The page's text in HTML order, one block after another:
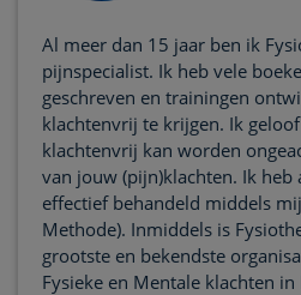
Al meer dan 15 jaar ben ik
pijnspecialist. Ik heb vele
geschreven en trainingen
klachtenvrij te krijgen. Ik
klachtenvrij kan worden
van jouw (pijn)klachten. Ik heb
effectief behandeld middels
Methode). Inmiddels is
grootste en bekendste
Fysieke en Mentale klachten in